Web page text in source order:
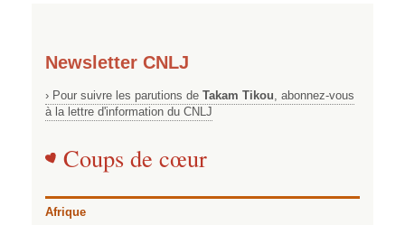
Newsletter CNLJ
› Pour suivre les parutions de Takam Tikou, abonnez-vous
à la lettre d'information du CNLJ
Coups de cœur
Afrique